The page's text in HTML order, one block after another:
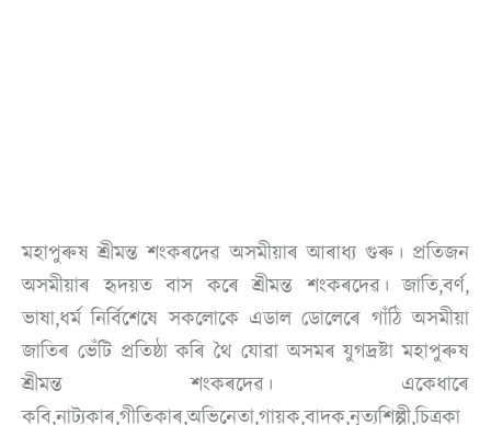
মহাপুৰুষ শ্ৰীমন্ত শংকৰদেৱ অসমীয়াৰ আৰাধ্য গুৰু। প্ৰতিজন
অসমীয়াৰ হৃদয়ত বাস কৰে শ্ৰীমন্ত শংকৰদেৱ। জাতি,বৰ্ণ,
ভাষা,ধৰ্ম নিৰ্বিশেষে সকলোকে এডাল ডোলেৰে গাঁঠি অসমীয়া
জাতিৰ ভেঁটি প্ৰতিষ্ঠা কৰি থৈ যোৱা অসমৰ যুগদ্ৰষ্টা মহাপুৰুষ
শ্ৰীমন্ত শংকৰদেৱ। একেধাৰে
কবি,নাট্যকাৰ,গীতিকাৰ,অভিনেতা,গায়ক,বাদক,নৃত্যশিল্পী,চিত্ৰকা